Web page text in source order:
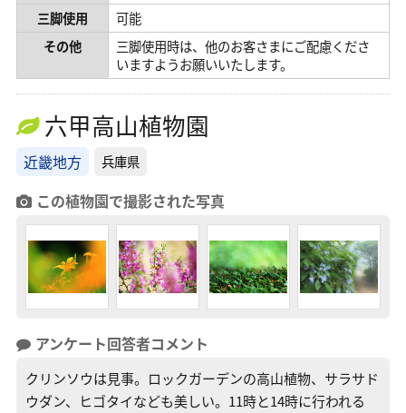
三脚使用
可能
その他
三脚使用時は、他のお客さまにご配慮くださ
いますようお願いいたします。
六甲高山植物園
近畿地方 兵庫県
この植物園で撮影された写真
アンケート回答者コメント
クリンソウは見事。ロックガーデンの高山植物、サラサド
ウダン、ヒゴタイなども美しい。11時と14時に行われる